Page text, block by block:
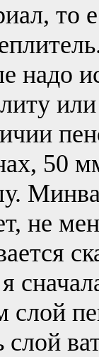
то
надо
50
не
слой
слой